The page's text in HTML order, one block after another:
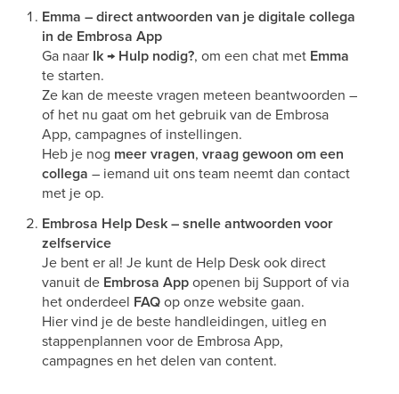
Emma – direct antwoorden van je digitale collega
in de Embrosa App
Ga naar Ik → Hulp nodig?, om een chat met Emma
te starten.
Ze kan de meeste vragen meteen beantwoorden –
of het nu gaat om het gebruik van de Embrosa
App, campagnes of instellingen.
Heb je nog meer vragen, vraag gewoon om een
collega – iemand uit ons team neemt dan contact
met je op.
Embrosa Help Desk – snelle antwoorden voor
zelfservice
Je bent er al! Je kunt de Help Desk ook direct
vanuit de Embrosa Appopenen bij Support of via
het onderdeel FAQop onze website gaan.
Hier vind je de beste handleidingen, uitleg en
stappenplannen voor de Embrosa App,
campagnes en het delen van content.